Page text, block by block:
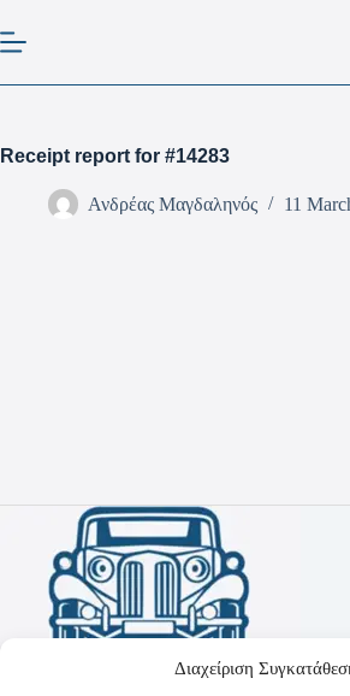
Διαχείριση
Receipt report for #14283
Ανδρέας Μαγδαληνός 11